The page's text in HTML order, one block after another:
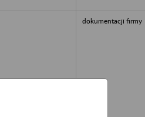
dokumentacji firmy